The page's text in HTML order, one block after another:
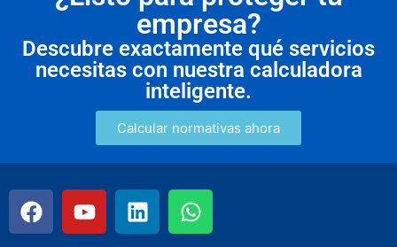
empresa?
Descubre exactamente qué servicios
necesitas con nuestra calculadora
inteligente.
Calcular normativas ahora